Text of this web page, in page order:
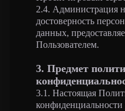
2.4. Администрация
достоверность
данных,
Пользователем.
3. Предмет
3.1. Настоящая
конфиденциальности